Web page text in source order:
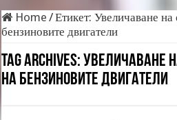
Home /Етикет:Увеличаване на
бензиновите двигатели
Tag Archives: Увеличаване
на бензиновите двигатели